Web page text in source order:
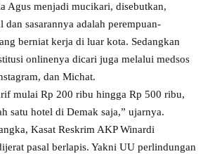
Agus menjadi mucikari, disebutkan,
dan sasarannya adalah perempuan-
berniat kerja di luar kota. Sedangkan
onlinenya dicari juga melalui medsos
dan Michat.
mulai Rp 200 ribu hingga Rp 500 ribu,
satu hotel di Demak saja,” ujarnya.
Kasat Reskrim AKP Winardi
pasal berlapis. Yakni UU perlindungan